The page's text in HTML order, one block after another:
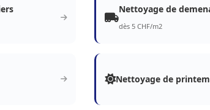
Nettoyage de
dès 5 CHF/m2
Nettoyage de